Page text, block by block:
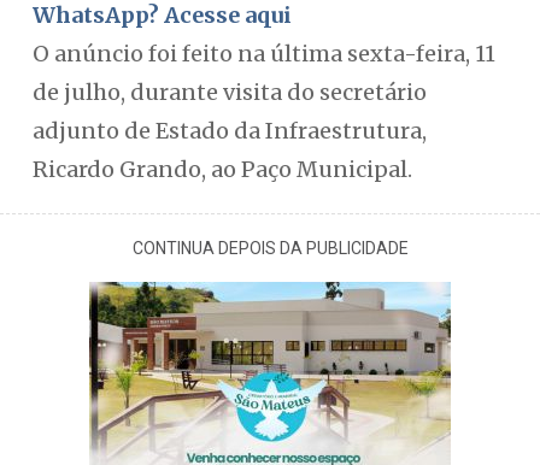
WhatsApp? Acesse aqui
O anúncio foi feito na última sexta-feira, 11
de julho, durante visita do secretário
adjunto de Estado da Infraestrutura,
Ricardo Grando, ao Paço Municipal.
CONTINUA DEPOIS DA PUBLICIDADE